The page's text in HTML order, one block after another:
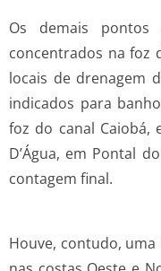
Os demais pontos
concentrados na foz
locais de drenagem
indicados para
foz do canal Caiobá,
D’Água, em Pontal
contagem final.
Houve, contudo,